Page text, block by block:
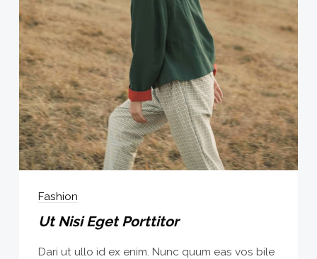
Fashion
Ut Nisi Eget Porttitor
Dari ut ullo id ex enim. Nunc quum eas vos bile